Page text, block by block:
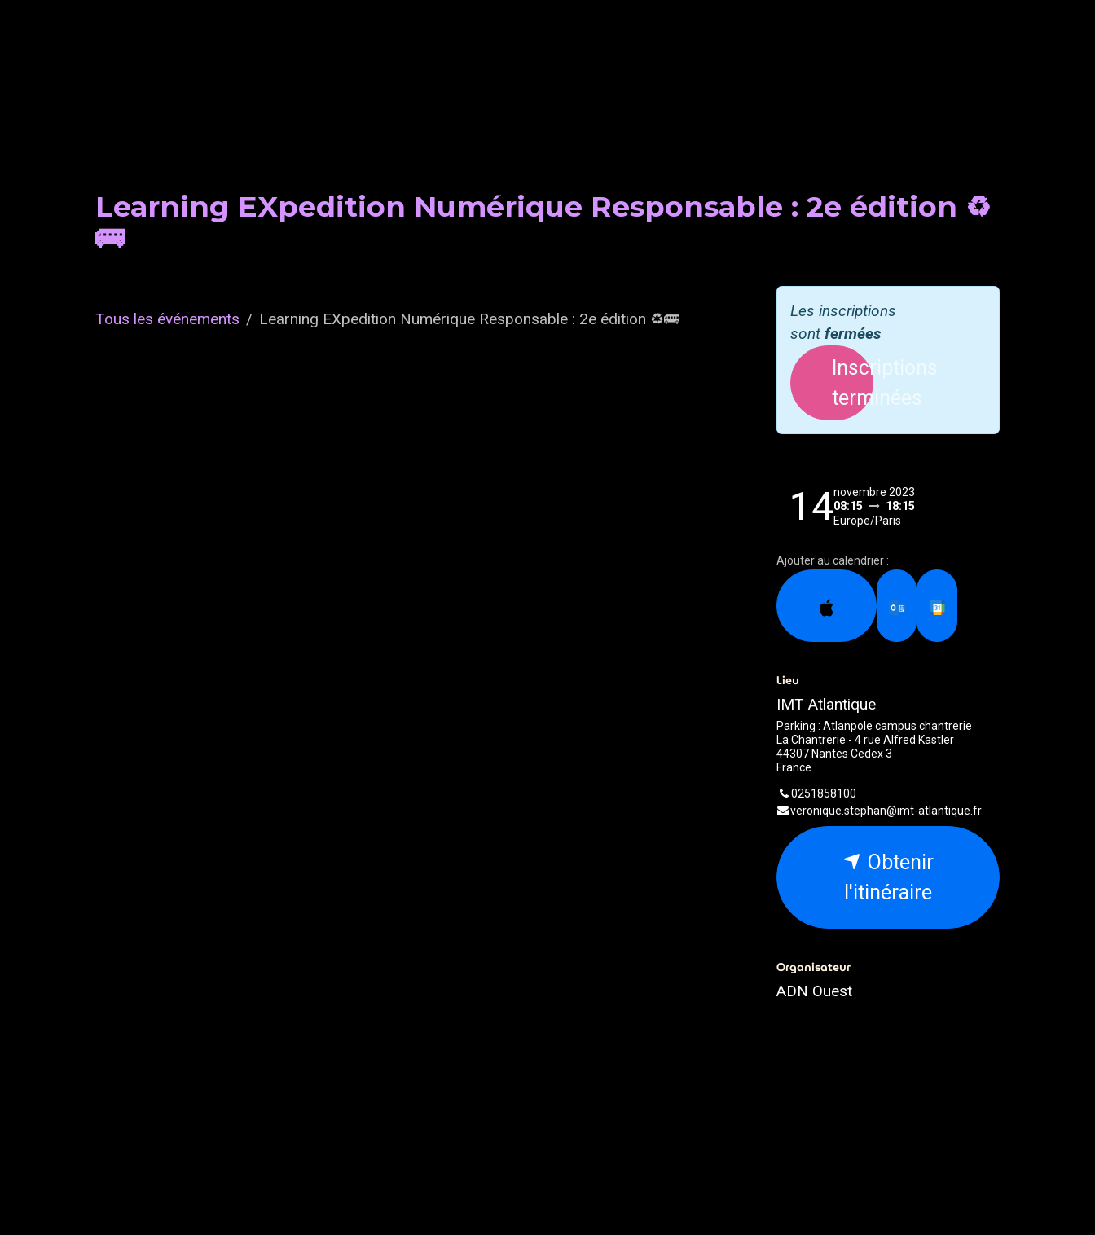
Learning EXpedition Numérique Responsable : 2e édition ♻️
🚌
Tous les événements Learning EXpedition Numérique Responsable : 2e édition ♻️🚌
Les inscriptions
sont fermées
Inscriptions
terminées
14novembre 2023
08:15
18:15
Europe/Paris
Ajouter au calendrier :
Lieu
IMT Atlantique
Parking : Atlanpole campus chantrerie
La Chantrerie - 4 rue Alfred Kastler
44307 Nantes Cedex 3
France
0251858100
veronique.stephan@imt-atlantique.fr
Obtenir
l'itinéraire
Organisateur
ADN Ouest